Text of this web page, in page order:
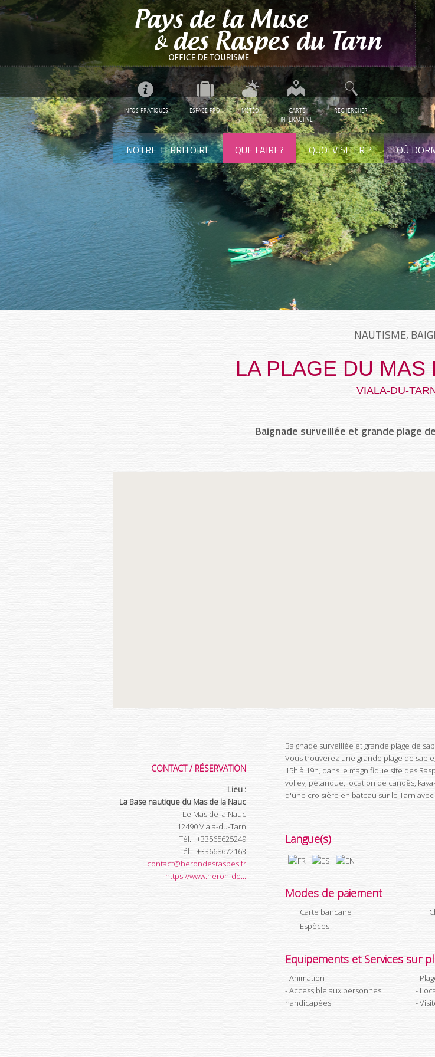
INFOS PRATIQUES ESPACE PRO MÉTÉO
CARTE
INTERACTIVE
RECHERCHER
NOTRE TERRITOIRE QUE FAIRE? QUOI VISITER ? OÙ
NAUTISME,
LA PLAGE DU MAS
VIALA-DU-
Baignade surveillée et grande plage
CONTACT / RÉSERVATION
Lieu :
La Base nautique du Mas de la Nauc
Le Mas de la Nauc
12490Viala-du-Tarn
Tél. : +33565625249
Tél. : +33668672163
contact@herondesraspes.fr
https://www.heron-de...
Baignade surveillée et grande plage de
Vous trouverez une grande plage de
15h à 19h, dans le magnifique site des
volley, pétanque, location de canoës,
d'une croisière en bateau sur le Tarn
Langue(s)
Modes de paiement
Carte bancaire
Espèces
Equipements et Services sur
Animation
Accessible aux personnes
handicapées